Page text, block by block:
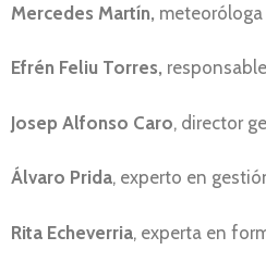
Mercedes Martín,
Efrén Feliu Torres,
Josep Alfonso Caro, director
Álvaro Prida, experto en
Rita Echeverria, experta en